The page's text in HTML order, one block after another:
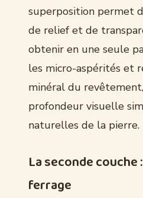
superposition permet
de relief et de
obtenir en une seule
les micro-aspérités et
minéral du
profondeur visuelle
naturelles de la pierre.
La seconde couche
ferrage